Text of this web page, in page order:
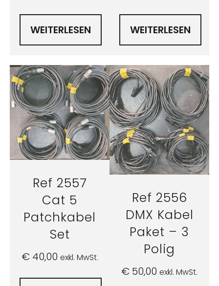
WEITERLESEN WEITERLESEN
Ref 2557
Cat 5
Patchkabel
Set
€40,00 exkl. MwSt.
Ref 2556
DMX Kabel
Paket – 3
Polig
€ 50,00 exkl. MwSt.